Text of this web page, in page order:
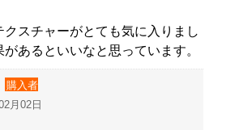
スチャーがとても気に入りまし
あるといいなと思っています。
購入者
月02日